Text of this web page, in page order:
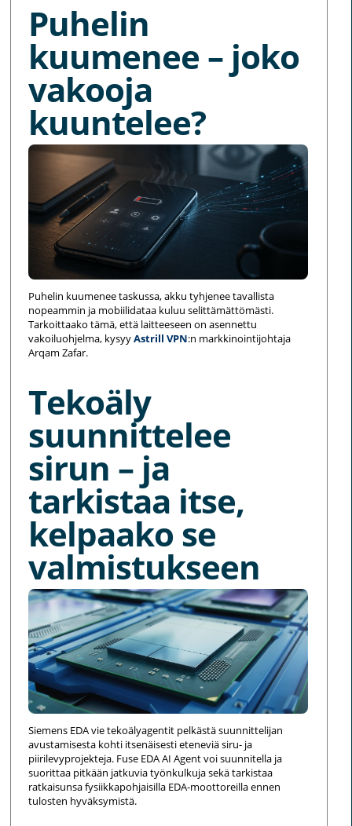
Puhelin
kuumenee – joko
vakooja
kuuntelee?
Puhelin kuumenee taskussa, akku tyhjenee tavallista
nopeammin ja mobiilidataa kuluu selittämättömästi.
Tarkoittaako tämä, että laitteeseen on asennettu
vakoiluohjelma, kysyyAstrill VPN:n markkinointijohtaja
Arqam Zafar.
Tekoäly
suunnittelee
sirun – ja
tarkistaa itse,
kelpaako se
valmistukseen
Siemens EDA vie tekoälyagentit pelkästä suunnittelijan
avustamisesta kohti itsenäisesti eteneviä siru- ja
piirilevyprojekteja. Fuse EDA AI Agent voi suunnitella ja
suorittaa pitkään jatkuvia työnkulkuja sekä tarkistaa
ratkaisunsa fysiikkapohjaisilla EDA-moottoreilla ennen
tulosten hyväksymistä.